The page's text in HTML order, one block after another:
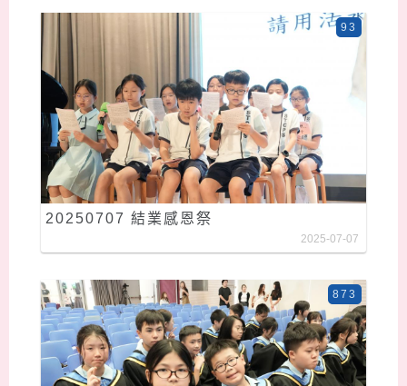
20250707 結業感恩祭
93
2025-07-07
873